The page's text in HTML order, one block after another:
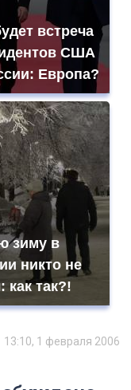
встреча
США
Европа?
зиму в
никто не
как так?!
13:10, 1 февраля 2006